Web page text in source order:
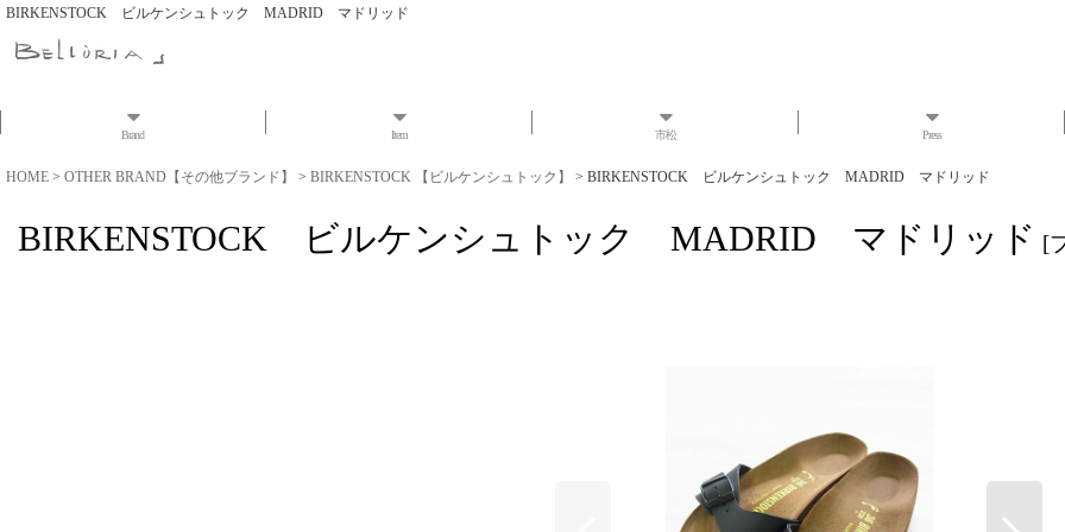
BIRKENSTOCK ビルケンシュトック MADRID マドリッド
Brand Item 市松 Press
HOME > OTHER BRAND【その他ブランド】 > BIRKENSTOCK 【ビルケンシュトック】 > BIRKENSTOCK ビルケンシュトック MADRID マドリッド
BIRKENSTOCK ビルケンシュトック MADRID マドリッド [